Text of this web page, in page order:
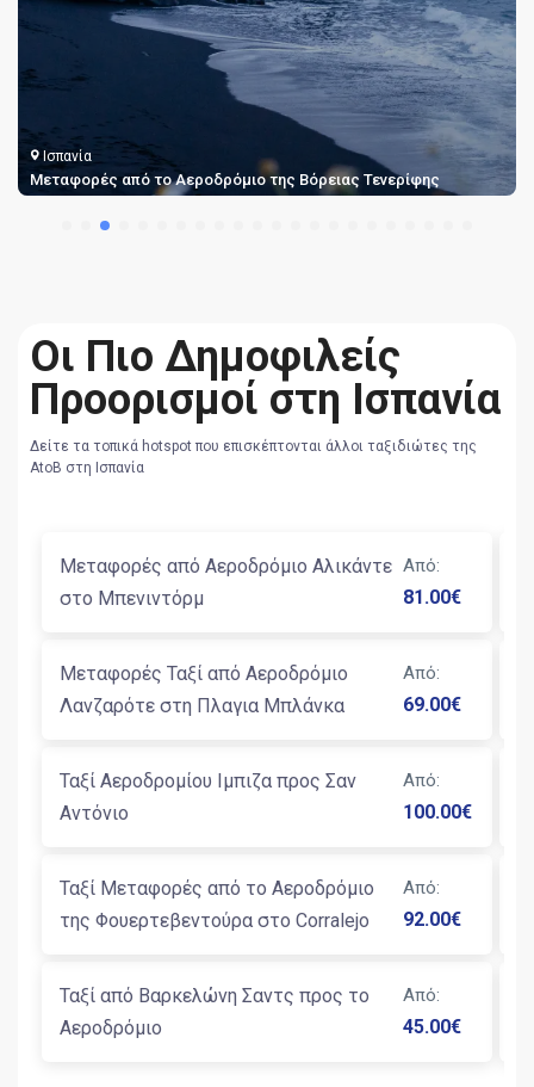
Ισπανία
Μεταφορές από το Αεροδρόμιο της Βόρειας Τενερίφης
Οι Πιο Δημοφιλείς
Προορισμοί στη Ισπανία
Δείτε τα τοπικά hotspot που επισκέπτονται άλλοι ταξιδιώτες της
AtoB στη Ισπανία
Μεταφορές από Αεροδρόμιο Αλικάντε
στο Μπενιντόρμ
Από:
81.00€
Μεταφορές Ταξί από Αεροδρόμιο
Λανζαρότε στη Πλαγια Μπλάνκα
Από:
69.00€
Ταξί Αεροδρομίου Ιμπιζα προς Σαν
Αντόνιο
Από:
100.00€
Ταξί Μεταφορές από το Αεροδρόμιο
της Φουερτεβεντούρα στο Corralejo
Από:
92.00€
Ταξί από Βαρκελώνη Σαντς προς το
Αεροδρόμιο
Από:
45.00€